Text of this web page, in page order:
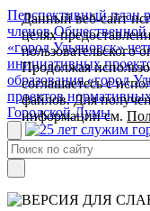
Перспективный план
членов Общественной
«город Ульяновск»
инициативных
образования «город
проектов
Городской Думы
Данный веб-сайт
целях
пользовательского
Продолжая
соглашаетесь с
файлов. Для
информации см.